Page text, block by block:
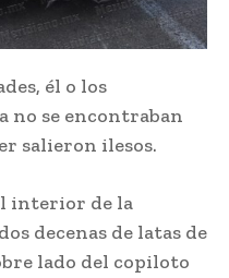
él o los
no se encontraban
salieron ilesos.
interior de la
decenas de latas de
lado del copiloto